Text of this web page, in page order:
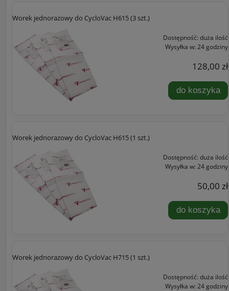
Worek jednorazowy do CycloVac H615 (3 szt.)
Dostępność: duża ilość
Wysyłka w: 24 godziny
128,00 zł
do koszyka
Worek jednorazowy do CycloVac H615 (1 szt.)
Dostępność: duża ilość
Wysyłka w: 24 godziny
50,00 zł
do koszyka
Worek jednorazowy do CycloVac H715 (1 szt.)
Dostępność: duża ilość
Wysyłka w: 24 godziny